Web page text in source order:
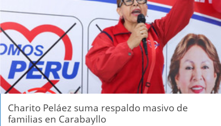
Charito Peláez suma respaldo masivo de
familias en Carabayllo